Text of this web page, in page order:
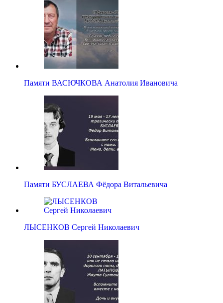
Памяти ВАСЮЧКОВА Анатолия Ивановича
Памяти БУСЛАЕВА Фёдора Витальевича
ЛЫСЕНКОВ Сергей Николаевич